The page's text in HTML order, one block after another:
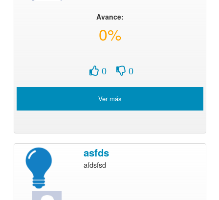
Avance:
0%
0 0
Ver más
asfds
afdsfsd